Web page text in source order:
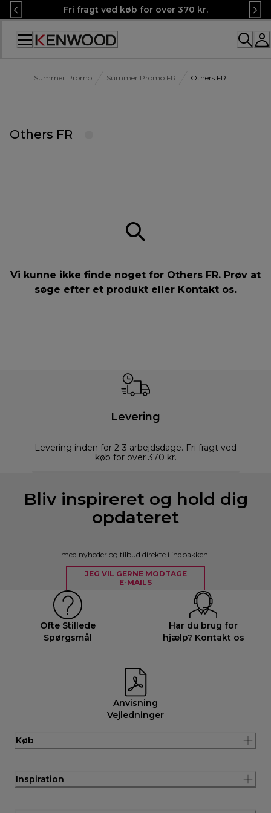
Skip
to
Content
Fri fragt ved køb for over 370 kr.
Summer Promo Summer Promo FR Others FR
Others FR
Vi kunne ikke finde noget for Others FR. Prøv at
søge efter et produkt eller Kontakt os.
Levering
Levering inden for 2-3 arbejdsdage. Fri fragt ved
køb for over 370 kr.
Bliv inspireret og hold dig
opdateret
med nyheder og tilbud direkte i indbakken.
JEG VIL GERNE MODTAGE
E-MAILS
Ofte Stillede
Spørgsmål
Har du brug for
hjælp? Kontakt os
Anvisning
Vejledninger
Køb
Inspiration